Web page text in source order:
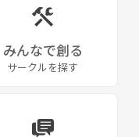
みんなで創る
サークルを探す